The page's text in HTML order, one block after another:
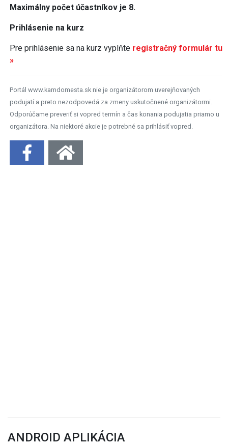
Maximálny počet účastníkov je 8.
Prihlásenie na kurz
Pre prihlásenie sa na kurz vyplňte registračný formulár tu
»
Portál www.kamdomesta.sk nie je organizátorom uverejňovaných
podujatí a preto nezodpovedá za zmeny uskutočnené organizátormi.
Odporúčame preveriť si vopred termín a čas konania podujatia priamo u
organizátora. Na niektoré akcie je potrebné sa prihlásiť vopred.
ANDROID APLIKÁCIA